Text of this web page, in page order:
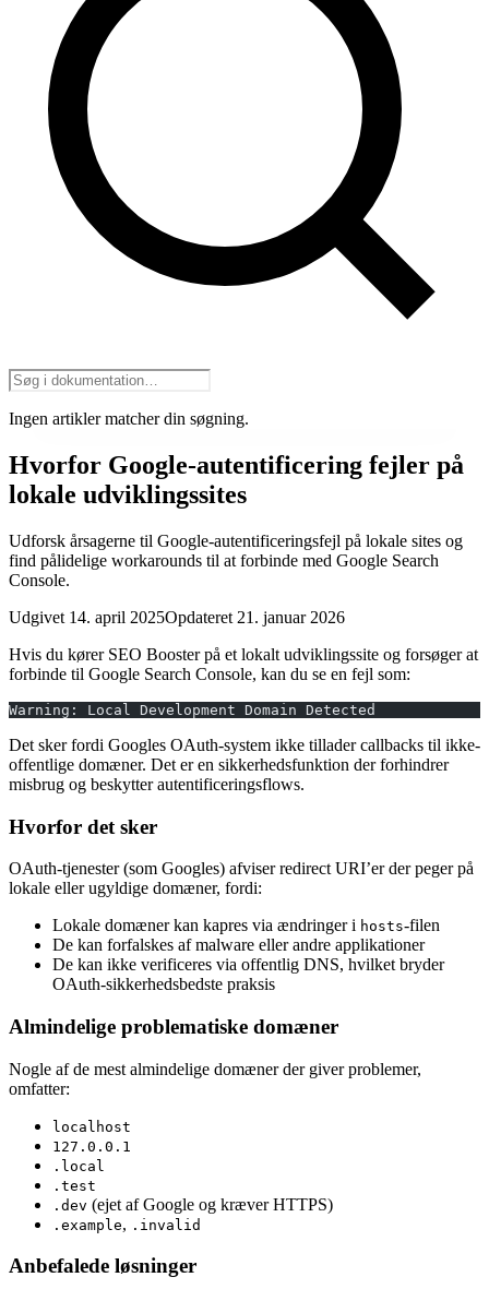
Ingen artikler matcher din søgning.
Hvorfor Google-autentificering fejler på
lokale udviklingssites
Udforsk årsagerne til Google-autentificeringsfejl på lokale sites og
find pålidelige workarounds til at forbinde med Google Search
Console.
Udgivet 14. april 2025Opdateret 21. januar 2026
Hvis du kører SEO Booster på et lokalt udviklingssite og forsøger at
forbinde til Google Search Console, kan du se en fejl som:
Warning: Local Development Domain Detected
Det sker fordi Googles OAuth-system ikke tillader callbacks til ikke-
offentlige domæner. Det er en sikkerhedsfunktion der forhindrer
misbrug og beskytter autentificeringsflows.
Hvorfor det sker
OAuth-tjenester (som Googles) afviser redirect URI’er der peger på
lokale eller ugyldige domæner, fordi:
Lokale domæner kan kapres via ændringer i hosts-filen
De kan forfalskes af malware eller andre applikationer
De kan ikke verificeres via offentlig DNS, hvilket bryder
OAuth-sikkerhedsbedste praksis
Almindelige problematiske domæner
Nogle af de mest almindelige domæner der giver problemer,
omfatter:
localhost
127.0.0.1
.local
.test
.dev (ejet af Google og kræver HTTPS)
.example, .invalid
Anbefalede løsninger